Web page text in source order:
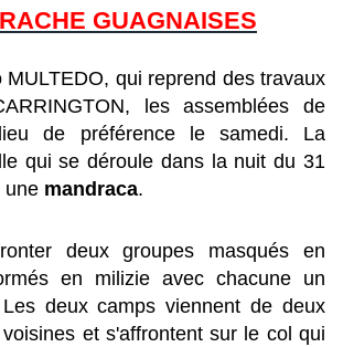
GUAGNAISES
MULTEDO, qui reprend des travaux
les assemblées de
de préférence le samedi. La
qui se déroule dans la nuit du 31
une mandraca.
deux groupes masqués en
és en milizie avec chacune un
deux camps viennent de deux
et s'affrontent sur le col qui